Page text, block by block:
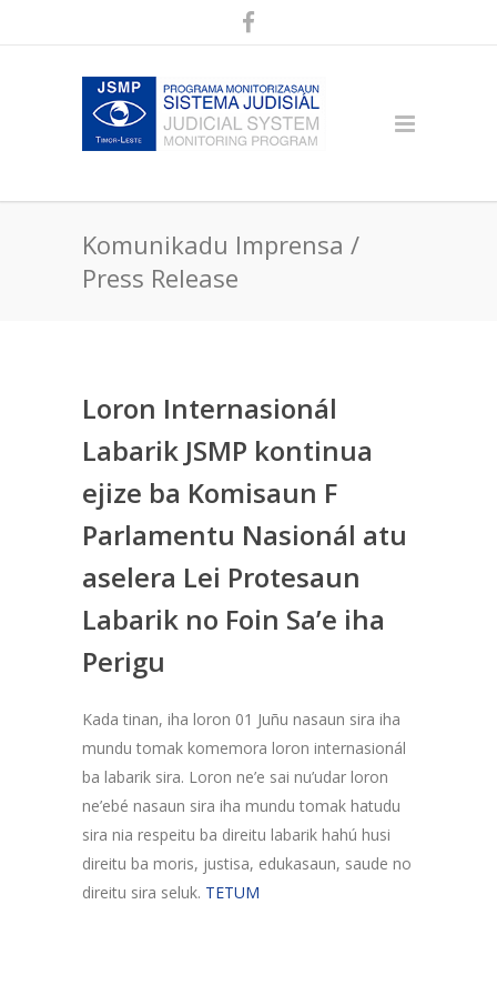
Komunikadu Imprensa /
Press Release
Loron Internasionál
Labarik JSMP kontinua
ejize ba Komisaun F
Parlamentu Nasionál atu
aselera Lei Protesaun
Labarik no Foin Sa’e iha
Perigu
Kada tinan, iha loron 01 Juñu nasaun sira iha
mundu tomak komemora loron internasionál
ba labarik sira. Loron ne’e sai nu’udar loron
ne’ebé nasaun sira iha mundu tomak hatudu
sira nia respeitu ba direitu labarik hahú husi
direitu ba moris, justisa, edukasaun, saude no
direitu sira seluk. TETUM